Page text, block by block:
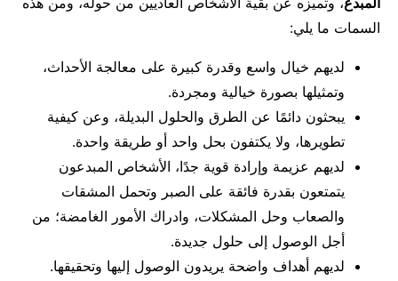
السمات ما يلي:
لديهم خيال واسع وقدرة كبيرة على معالجة الأحداث،
وتمثيلها بصورة خيالية ومجردة.
يبحثون دائمًا عن الطرق والحلول البديلة، وعن كيفية
تطويرها، ولا يكتفون بحل واحد أو طريقة واحدة.
لديهم عزيمة وإرادة قوية جدًا، الأشخاص المبدعون
يتمتعون بقدرة فائقة على الصبر وتحمل المشقات
والصعاب وحل المشكلات، وادراك الأمور الغامضة؛ من
أجل الوصول إلى حلول جديدة.
لديهم أهداف واضحة يريدون الوصول إليها وتحقيقها.